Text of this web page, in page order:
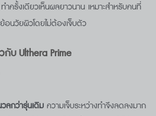
ครั้งเดียวเห็นผลยาวนาน เหมาะสำหรับคนที่
อนวัยผิวโดยไม่ต้องเจ็บตัว
กับ Ulthera Prime
ลกว่ารุ่นเดิม ความเจ็บระหว่างทำจึงลดลงมาก